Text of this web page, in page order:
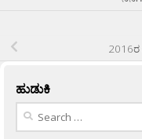
ಹುಡುಕಿ
Search